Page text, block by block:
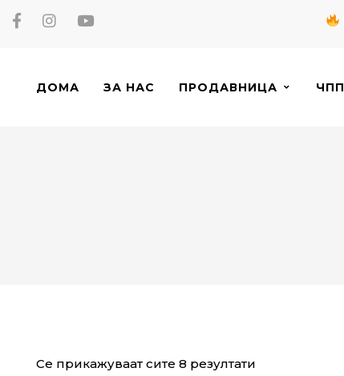
ДОМА ЗА НАС ПРОДАВНИЦА ЧПП
Се прикажуваат сите 8 резултати